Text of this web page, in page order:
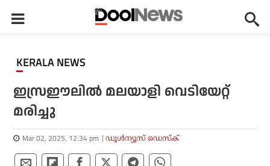
KERALA NEWS
ഇസ്രഈലിൽ മലയാളി വെടിയേറ്റ്
മരിച്ചു
Mar 02, 2025, 12:34 pm ഡൂള്‍ന്യൂസ് ഡെസ്‌ക്